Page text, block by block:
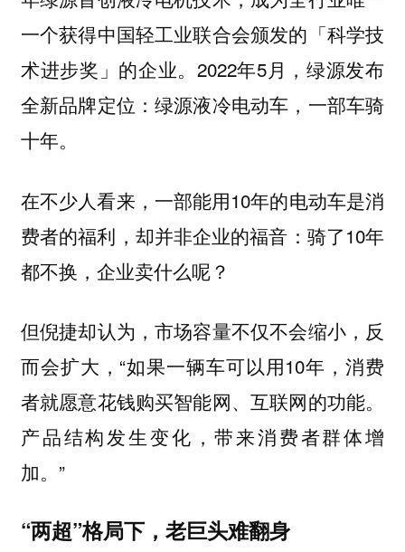
一个获得中国轻工业联合会颁发的「科学技
术进步奖」的企业。2022年5月，绿源发布
全新品牌定位：绿源液冷电动车，一部车骑
十年。
在不少人看来，一部能用10年的电动车是消
费者的福利，却并非企业的福音：骑了10年
都不换，企业卖什么呢？
但倪捷却认为，市场容量不仅不会缩小，反
而会扩大，“如果一辆车可以用10年，消费
者就愿意花钱购买智能网、互联网的功能。
产品结构发生变化，带来消费者群体增
加。”
“两超”格局下，老巨头难翻身